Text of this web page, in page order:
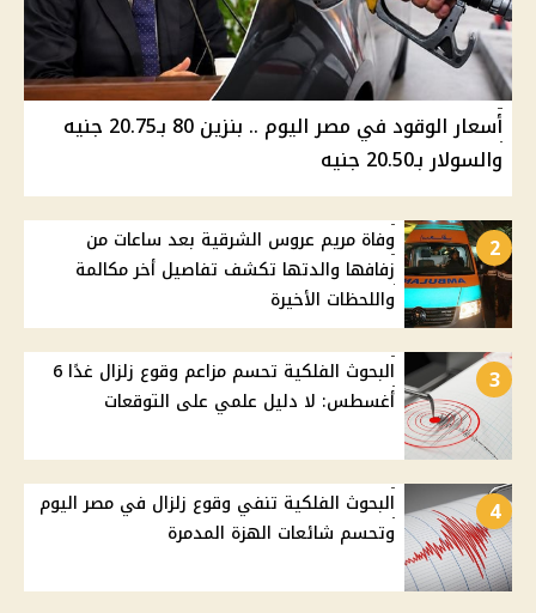
أسعار الوقود في مصر اليوم .. بنزين 80 بـ20.75 جنيه
والسولار بـ20.50 جنيه
2
وفاة مريم عروس الشرقية بعد ساعات من
زفافها والدتها تكشف تفاصيل أخر مكالمة
واللحظات الأخيرة
3
البحوث الفلكية تحسم مزاعم وقوع زلزال غدًا 6
أغسطس: لا دليل علمي على التوقعات
4
البحوث الفلكية تنفي وقوع زلزال في مصر اليوم
وتحسم شائعات الهزة المدمرة